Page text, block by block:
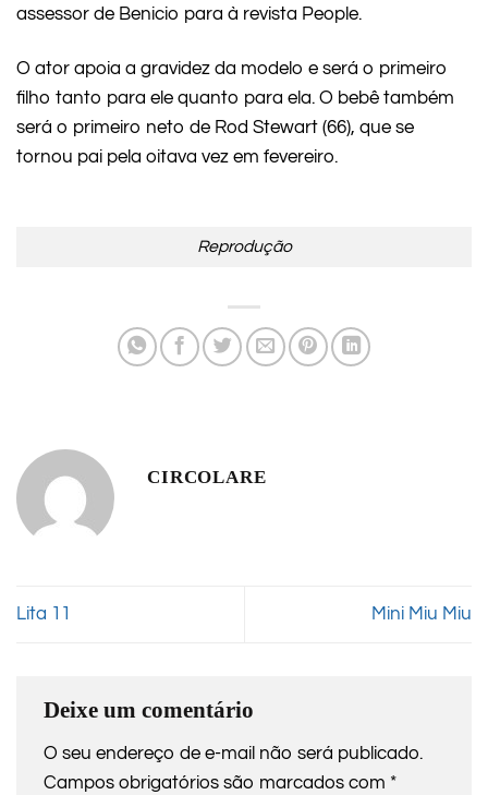
assessor de Benicio para à revista People.
O ator apoia a gravidez da modelo e será o primeiro
filho tanto para ele quanto para ela. O bebê também
será o primeiro neto de Rod Stewart (66), que se
tornou pai pela oitava vez em fevereiro.
Reprodução
CIRCOLARE
Lita 11 Mini Miu Miu
Deixe um comentário
O seu endereço de e-mail não será publicado.
Campos obrigatórios são marcados com *